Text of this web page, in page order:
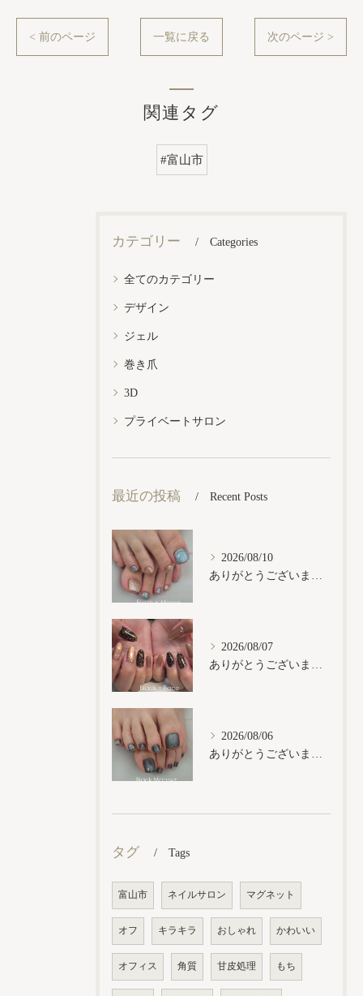
< 前のページ 一覧に戻る 次のページ >
関連タグ
#富山市
カテゴリー Categories
全てのカテゴリー
デザイン
ジェル
巻き爪
3D
プライベートサロン
最近の投稿 Recent Posts
2026/08/10
2026/08/07
2026/08/06
タグ Tags
富山市 ネイルサロン マグネット
オフ キラキラ おしゃれ かわいい
オフィス 角質 甘皮処理 もち